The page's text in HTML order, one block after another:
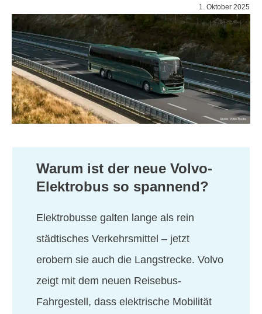
1. Oktober 2025
Warum ist der neue Volvo-
Elektrobus so spannend?
Elektrobusse galten lange als rein
städtisches Verkehrsmittel – jetzt
erobern sie auch die Langstrecke. Volvo
zeigt mit dem neuen Reisebus-
Fahrgestell, dass elektrische Mobilität